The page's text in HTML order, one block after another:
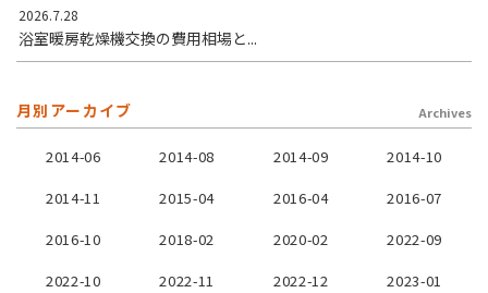
2026.7.28
浴室暖房乾燥機交換の費用相場と...
月別アーカイブ Archives
2014-06 2014-08 2014-09
2014-10
2014-11
2015-04 2016-04
2016-07
2016-10
2018-02 2020-02
2022-09
2022-10
2022-11 2022-12
2023-01